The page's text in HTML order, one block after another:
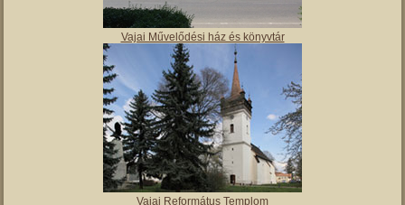
Vajai Művelődési ház és könyvtár
Vajai Református Templom